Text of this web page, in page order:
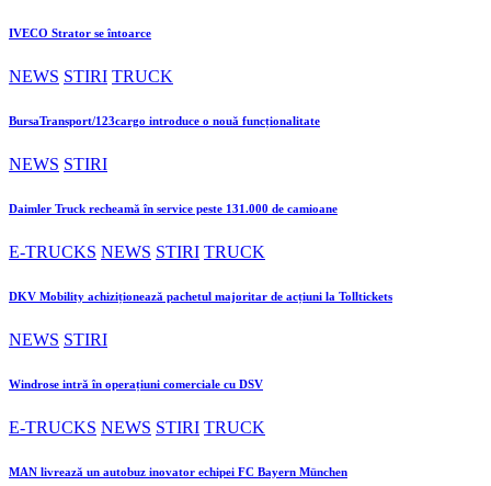
IVECO Strator se întoarce
NEWS STIRI TRUCK
BursaTransport/123cargo introduce o nouă funcționalitate
NEWS STIRI
Daimler Truck recheamă în service peste 131.000 de camioane
E-TRUCKS NEWS STIRI TRUCK
DKV Mobility achiziționează pachetul majoritar de acțiuni la Tolltickets
NEWS STIRI
Windrose intră în operațiuni comerciale cu DSV
E-TRUCKS NEWS STIRI TRUCK
MAN livrează un autobuz inovator echipei FC Bayern München